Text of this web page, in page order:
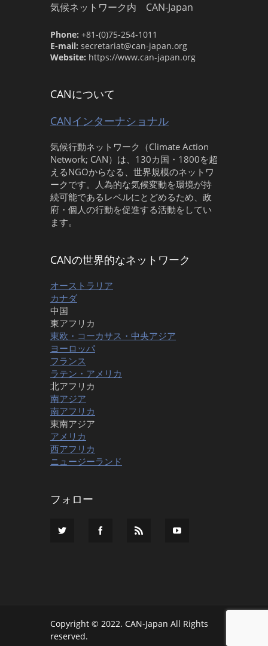
気候ネットワーク内 CAN-Japan
Phone: +81-(0)75-254-1011
E-mail: secretariat@can-japan.org
Website: https://www.can-japan.org
CANについて
CANインターナショナル
気候行動ネットワーク（Climate Action
Network; CAN）は、130カ国・1800を超
えるNGOからなる、世界規模のネットワ
ークです。人為的な気候変動を環境が持
続可能であるレベルにとどめるため、政
府・個人の行動を促進する活動をしてい
ます。
CANの世界的なネットワーク
オーストラリア
カナダ
中国
東アフリカ
東欧・コーカサス・中央アジア
ヨーロッパ
フランス
ラテン・アメリカ
北アフリカ
南アジア
南アフリカ
東南アジア
アメリカ
西アフリカ
ニュージーランド
フォロー
Copyright © 2022. CAN-Japan All Rights
reserved.